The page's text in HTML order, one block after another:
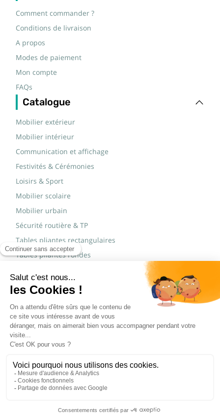
Comment commander ?
Conditions de livraison
A propos
Modes de paiement
Mon compte
FAQs
Catalogue
Mobilier extérieur
Mobilier intérieur
Communication et affichage
Festivités & Cérémonies
Loisirs & Sport
Mobilier scolaire
Mobilier urbain
Sécurité routière & TP
Tables pliantes rectangulaires
Tables pliantes rondes
Marques
JAD Groupe
Procity®
© Copyright 2015 - 2026,